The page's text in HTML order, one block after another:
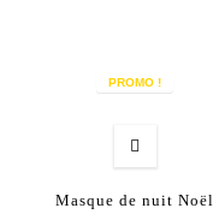
PROMO !
Masque de nuit Noël